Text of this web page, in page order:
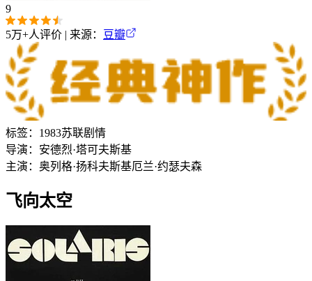
9
5万+人评价 | 来源： 豆瓣
标签： 1983苏联剧情
导演： 安德烈·塔可夫斯基
主演： 奥列格·扬科夫斯基厄兰·约瑟夫森
飞向太空